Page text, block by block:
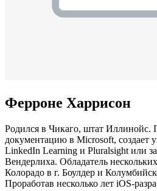
Ферроне Харрисон
Родился в Чикаго, штат Иллинойс.
документацию в Microsoft, создает
LinkedIn Learning и Pluralsight или
Вендерлиха. Обладатель
Колорадо в г. Боулдер и
Проработав несколько лет iOS-